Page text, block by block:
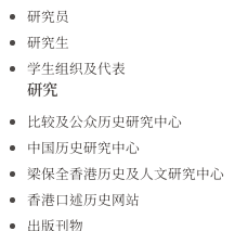
研究员
研究生
学生组织及代表
研究
比较及公众历史研究中心
中国历史研究中心
梁保全香港历史及人文研究中心
香港口述历史网站
出版刊物